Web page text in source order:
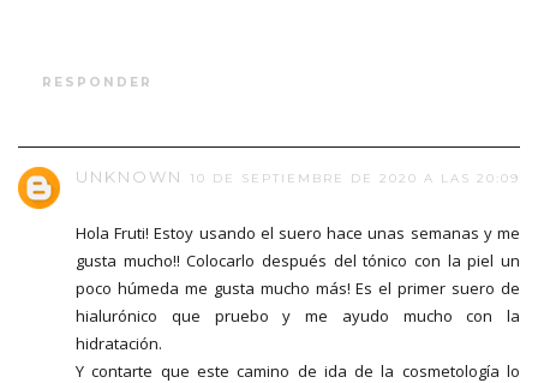
RESPONDER
UNKNOWN 10 DE SEPTIEMBRE DE 2020 A LAS 20:09
Hola Fruti! Estoy usando el suero hace unas semanas y me
gusta mucho!! Colocarlo después del tónico con la piel un
poco húmeda me gusta mucho más! Es el primer suero de
hialurónico que pruebo y me ayudo mucho con la
hidratación.
Y contarte que este camino de ida de la cosmetología lo